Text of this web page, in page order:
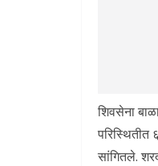
शिवसेना
परिस्थितीत
सांगितले.